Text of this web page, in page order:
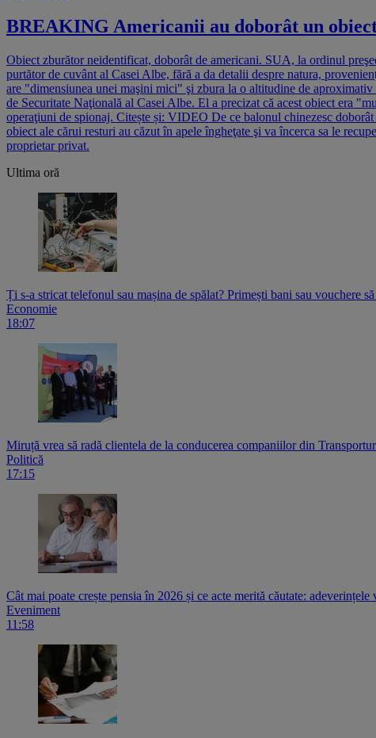
BREAKING Americanii au doborât un
Obiect zburător neidentificat, doborât de americani. SUA, la ordinul
purtător de cuvânt al Casei Albe, fără a da detalii despre natura,
are "dimensiunea unei maşini mici" şi zbura la o altitudine de
de Securitate Naţională al Casei Albe. El a precizat că acest obiect era
operaţiuni de spionaj. Citește și: VIDEO De ce balonul chinezesc
obiect ale cărui resturi au căzut în apele îngheţate şi va încerca sa le
proprietar privat.
Ultima oră
Ți s-a stricat telefonul sau mașina de spălat? Primești bani sau vouchere
Economie
18:07
Miruță vrea să radă clientela de la conducerea companiilor din
Politică
17:15
Cât mai poate crește pensia în 2026 și ce acte merită căutate:
Eveniment
11:58